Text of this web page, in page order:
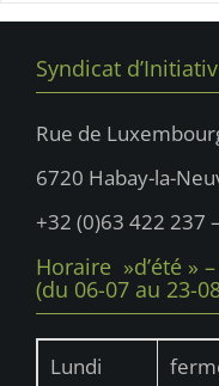
Syndicat
Rue de
6720 Habay-la-
+32 (0)63 422 237
Horaire »d’été »
(du 06-07 au 23-
Lundi